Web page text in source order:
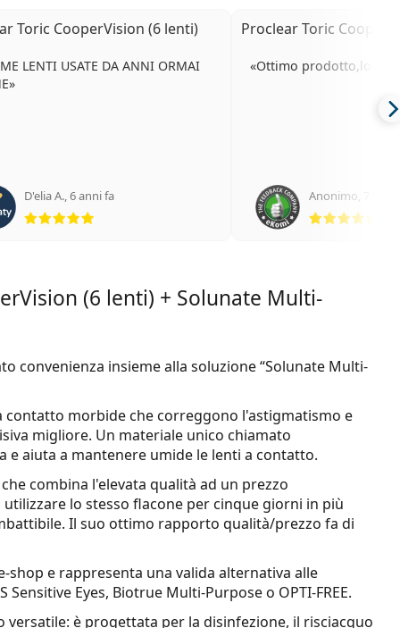
Toric CooperVision (6 lenti)
LENTI USATE DA ANNI ORMAI
D'elia A.,6 anni fa
Proclear Toric
Ottimo prodotto,lo
Anonimo
(6 lenti) + Solunate Multi-
convenienza insieme alla soluzione “Solunate Multi-
contatto morbide che correggono l'astigmatismo e
migliore. Un materiale unico chiamato
aiuta a mantenere umide le lenti a contatto.
combina l'elevata qualità ad un prezzo
lo stesso flacone per cinque giorni in più
Il suo ottimo rapporto qualità/prezzo fa di
e rappresenta una valida alternativa alle
Eyes, Biotrue Multi-Purpose o OPTI-FREE.
è progettata per la disinfezione, il risciacquo